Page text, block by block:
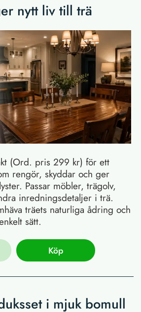
nytt liv till trä
(Ord. pris 299 kr) för ett
rengör, skyddar och ger
Passar möbler, trägolv,
inredningsdetaljer i trä.
träets naturliga ådring och
sätt.
Köp
i mjuk bomull